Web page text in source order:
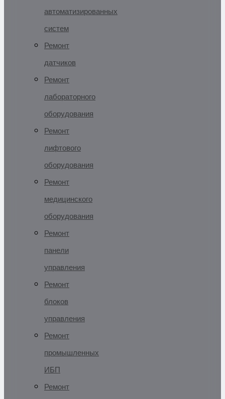
автоматизированных
систем
Ремонт
датчиков
Ремонт
лабораторного
оборудования
Ремонт
лифтового
оборудования
Ремонт
медицинского
оборудования
Ремонт
панели
управления
Ремонт
блоков
управления
Ремонт
промышленных
ИБП
Ремонт